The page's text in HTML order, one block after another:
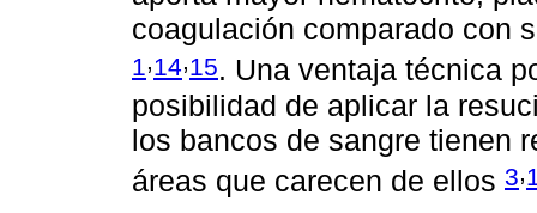
coagulación comparado con
1 ,14,15. Una ventaja técnica
posibilidad de aplicar la
los bancos de sangre tienen
áreas que carecen de ellos 3,